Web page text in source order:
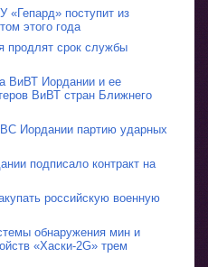
«Гепард» поступит из
этого года
продлят срок службы
ВиВТ Иордании и ее
ВиВТ стран Ближнего
Иордании партию ударных
подписало контракт на
российскую военную
обнаружения мин и
«Хаски-2G» трем